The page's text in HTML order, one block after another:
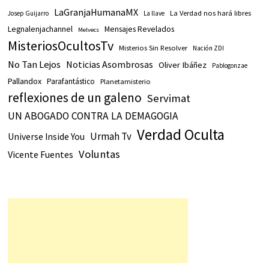
Josep Guijarro LaGranjaHumanaMX La llave La Verdad nos hará libres
Legnalenjachannel Melvecs Mensajes Revelados
MisteriosOcultosTv Misterios Sin Resolver Nación ZDI
No Tan Lejos Noticias Asombrosas Oliver Ibáñez Pablogonzae
Pallandox Parafantástico Planetamisterio
reflexiones de un galeno Servimat
UN ABOGADO CONTRA LA DEMAGOGIA
Universe Inside You Urmah Tv Verdad Oculta
Vicente Fuentes Voluntas